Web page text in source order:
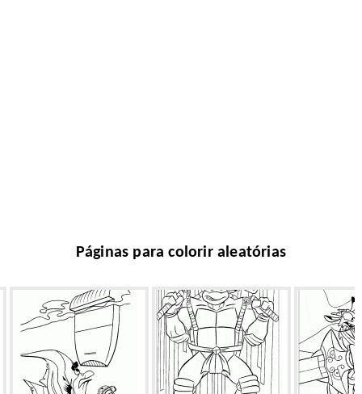
Páginas para colorir aleatórias